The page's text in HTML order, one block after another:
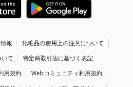
報
化粧品の使用上の注意について
て
特定商取引法に基づく表記
用規約
Webコミュニティ利用規約